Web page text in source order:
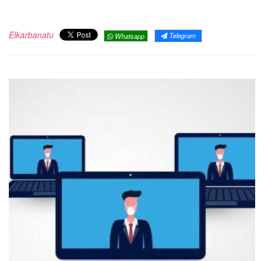
Elkarbanatu Whatsapp Telegram